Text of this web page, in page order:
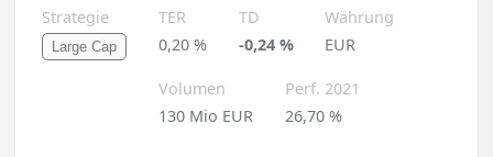
Strategie
Large Cap
TER
0,20 %
TD
-0,24 %
Währung
EUR
Volumen
130 Mio EUR
Perf. 2021
26,70 %